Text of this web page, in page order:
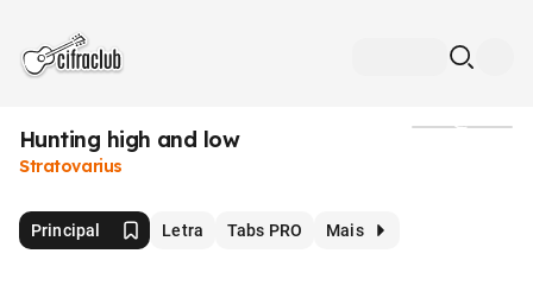
Hunting high and low
Stratovarius
Principal Letra Tabs PRO Mais